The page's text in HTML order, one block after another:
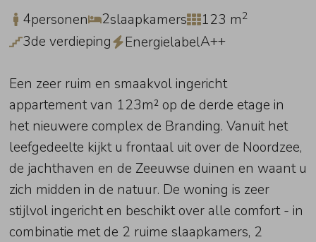
4personen 2slaapkamers 123 m2
3de verdieping EnergielabelA++
Een zeer ruim en smaakvol ingericht
appartement van 123m² op de derde etage in
het nieuwere complex de Branding. Vanuit het
leefgedeelte kijkt u frontaal uit over de Noordzee,
de jachthaven en de Zeeuwse duinen en waant u
zich midden in de natuur. De woning is zeer
stijlvol ingericht en beschikt over alle comfort - in
combinatie met de 2 ruime slaapkamers, 2